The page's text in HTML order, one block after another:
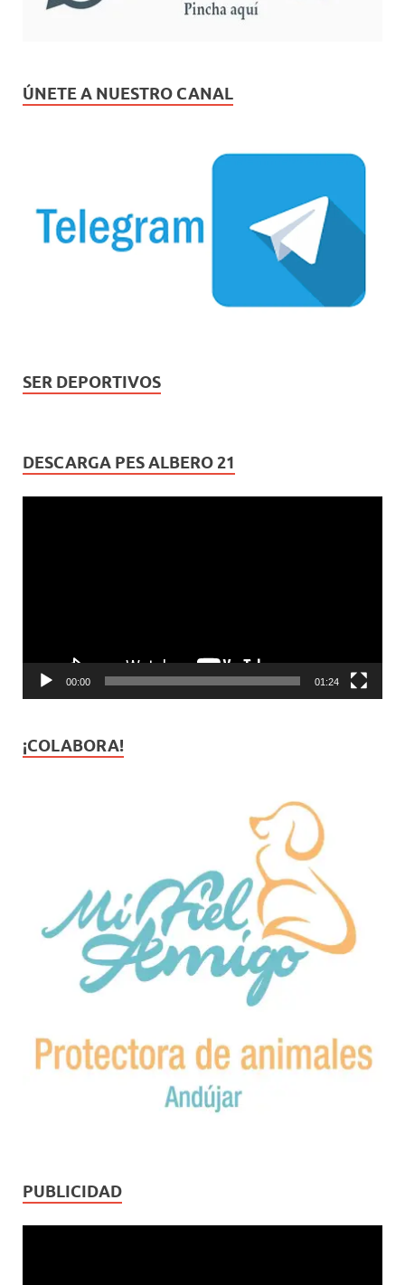
ÚNETE A NUESTRO CANAL
SER DEPORTIVOS
DESCARGA PES ALBERO 21
00:00 01:24
¡COLABORA!
PUBLICIDAD